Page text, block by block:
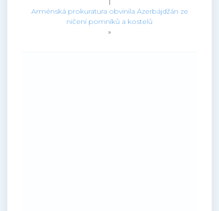
Arménská prokuratura obvinila Ázerbájdžán ze
ničení pomníků a kostelů
»